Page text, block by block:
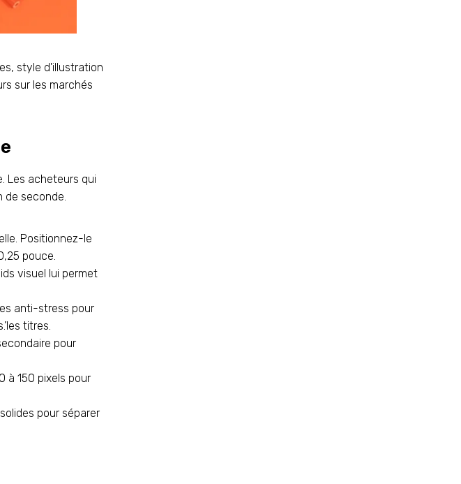
style d'illustration
sur les marchés
Les acheteurs qui
de seconde.
Positionnez-le
pouce.
visuel lui permet
anti-stress pour
titres.
pour
à 150 pixels pour
pour séparer